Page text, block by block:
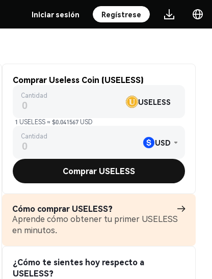
Iniciar sesión Regístrese
Comprar Useless Coin (USELESS)
Cantidad
USELESS
1 USELESS ≈ $0.041567 USD
Cantidad
USD
Comprar USELESS
Cómo comprar USELESS?
Aprende cómo obtener tu primer USELESS
en minutos.
¿Cómo te sientes hoy respecto a
USELESS?